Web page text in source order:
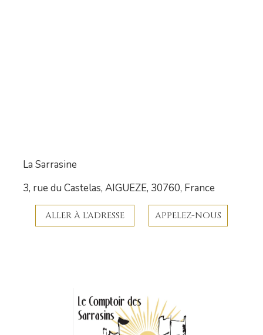
La Sarrasine
3, rue du Castelas, AIGUEZE, 30760, France
ALLER À L'ADRESSE APPELEZ-NOUS